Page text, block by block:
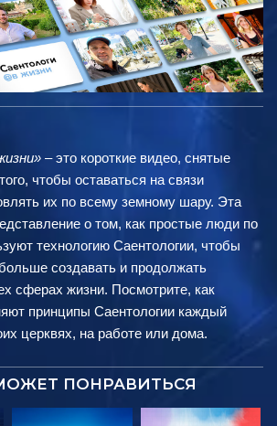
– это короткие видео, снятые
чтобы оставаться на связи
их по всему земному шару. Эта
о том, как простые люди по
технологию Саентологии, чтобы
создавать и продолжать
сферах жизни. Посмотрите, как
принципы Саентологии каждый
церквях, на работе или дома.
ПОНРАВИТЬСЯ